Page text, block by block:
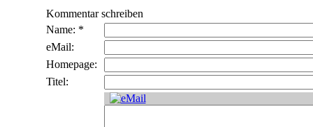
Kommentar schreiben
Name: *
eMail:
Homepage:
Titel: